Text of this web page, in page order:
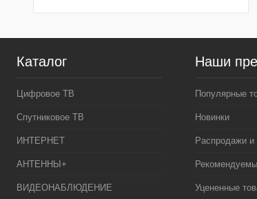
Каталог
Цифровое ТВ
Спутниковое ТВ
ИНТЕРНЕТ
АНТЕННЫ+
ВИДЕОНАБЛЮДЕНИЕ
Наши
Популярные
Новинки
Распродажи и
Уцененные